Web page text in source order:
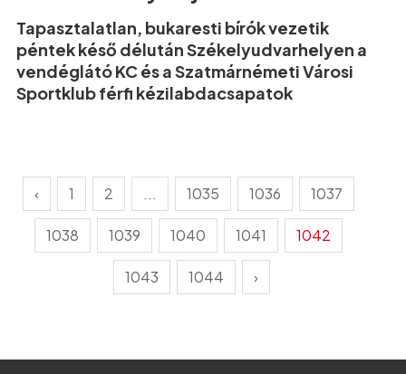
Tapasztalatlan, bukaresti bírók vezetik
péntek késő délután Székelyudvarhelyen a
vendéglátó KC és a Szatmárnémeti Városi
Sportklub férfi kézilabdacsapatok
‹ 1 2 ... 1035 1036 1037
1038 1039 1040 1041 1042
1043 1044 ›